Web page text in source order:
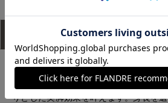
アイテム説明 サイズ詳細
■デザイン
センタープレスやパターンに拘った程
りとした美脚効果を叶えます。身長を